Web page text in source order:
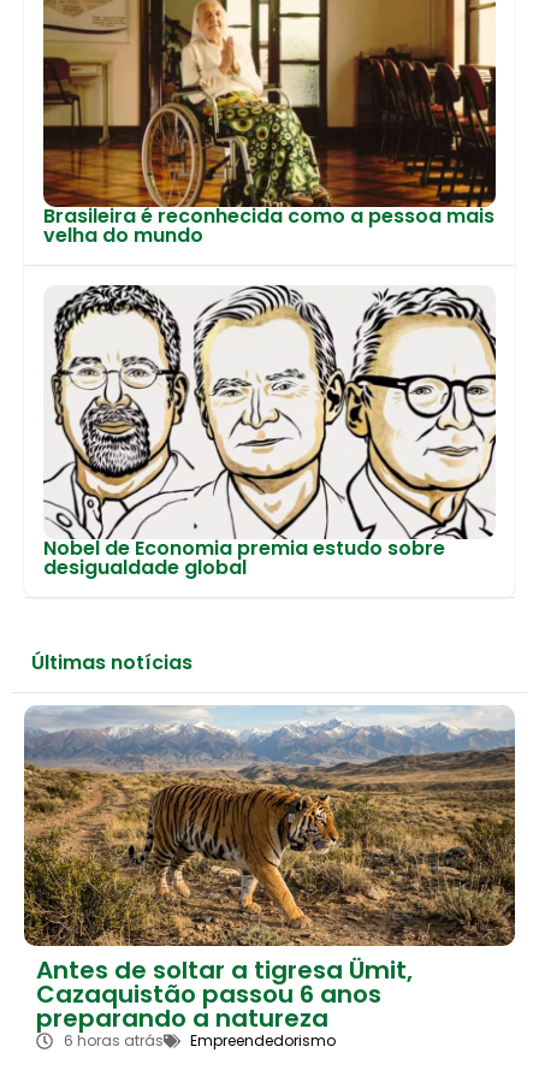
Brasileira é reconhecida como a pessoa mais
velha do mundo
Nobel de Economia premia estudo sobre
desigualdade global
Últimas notícias
Antes de soltar a tigresa Ümit,
Cazaquistão passou 6 anos
preparando a natureza
6 horas atrás Empreendedorismo